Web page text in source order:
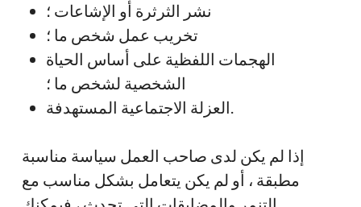
نشر الثرثرة أو الإشاعات ؛
تخريب عمل شخص ما ؛
الهجمات اللفظية على أساس الحياة
الشخصية لشخص ما ؛
العزلة الاجتماعية المستهدفة.
إذا لم يكن لدى صاحب العمل سياسة مناسبة
مطبقة ، أو لم يكن يتعامل بشكل مناسب مع